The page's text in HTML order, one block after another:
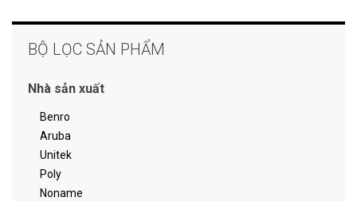
BỘ LỌC SẢN PHẨM
Nhà sản xuất
Benro
Aruba
Unitek
Poly
Noname